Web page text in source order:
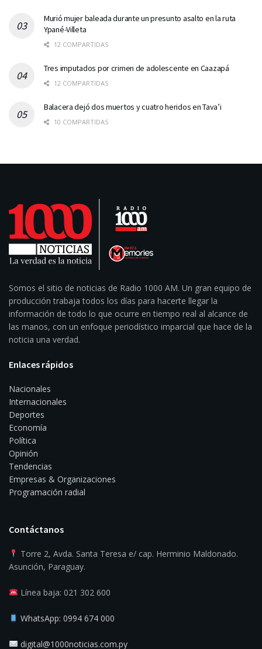
Murió mujer baleada durante un presunto asalto en la ruta
Ypané-Villeta
12 COMPARTIDAS
Tres imputados por crimen de adolescente en Caazapá
12 COMPARTIDAS
Balacera dejó dos muertos y cuatro heridos en Tava’i
10 COMPARTIDAS
Somos el sitio de noticias de Radio 1000 AM. Un gran equipo de
producción trabaja todos los días para hacerte llegar la
información de todo lo que ocurre en tiempo real al alcance de
las manos, con un enfoque periodístico imparcial que hace de la
noticia una verdad.
Enlaces rápidos
Nacionales
Internacionales
Deportes
Economía
Política
Opinión
Tendencias
Empresas & Organizaciones
Programación radial
Contáctanos
Torre 2, Avda. Santa Teresa e/ cap. Herminio Maldonado.
Asunción, Paraguay.
Línea baja: 021 302 600
WhatsApp: 0994 674 000
digital@1000noticias.com.py